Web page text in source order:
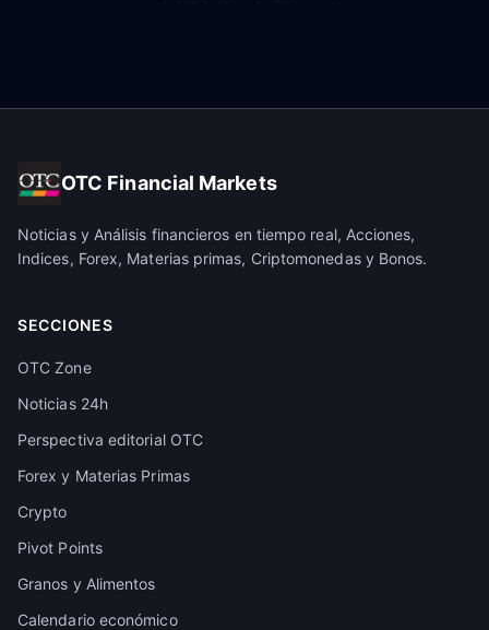
OTC Financial Markets
Noticias y Análisis financieros en tiempo real, Acciones,
Indices, Forex, Materias primas, Criptomonedas y Bonos.
SECCIONES
OTC Zone
Noticias 24h
Perspectiva editorial OTC
Forex y Materias Primas
Crypto
Pivot Points
Granos y Alimentos
Calendario económico